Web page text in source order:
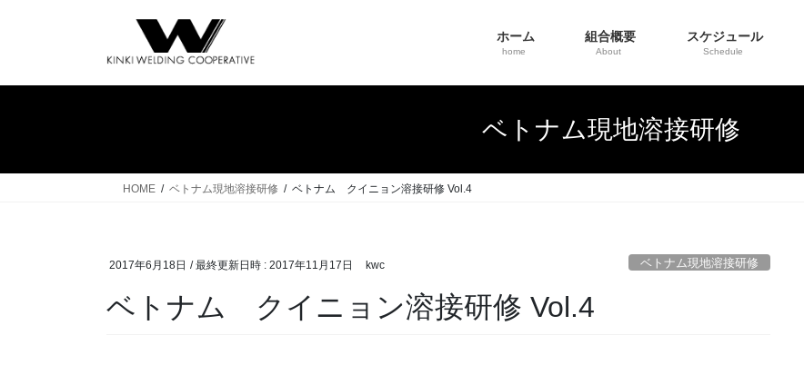
ホーム
home
組合概要
About
スケジュール
Schedule
ベトナム現地溶接研修
HOME ベトナム現地溶接研修 ベトナム クイニョン溶接研修 Vol.4
2017年6月18日 / 最終更新日時 : 2017年11月17日 kwc ベトナム現地溶接研修
ベトナム クイニョン溶接研修 Vol.4